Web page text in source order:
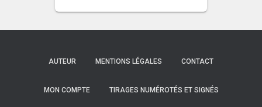
prix :
50,00 €
AUTEUR MENTIONS LÉGALES CONTACT
MON COMPTE TIRAGES NUMÉROTÉS ET SIGNÉS